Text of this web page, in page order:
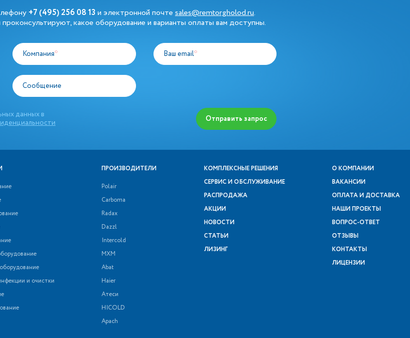
+7 (495) 256 08 13 и электронной почте sales@remtorgholod.ru.
какое оборудование и варианты оплаты вам доступны.
Компания* Ваш email*
Сообщение
данных в
Отправить запрос
и очистки
ПРОИЗВОДИТЕЛИ
Polair
Carboma
Radax
Dazzl
Intercold
МХМ
Abat
Haier
Атеси
HICOLD
Apach
КОМПЛЕКСНЫЕ РЕШЕНИЯ
СЕРВИС И ОБСЛУЖИВАНИЕ
РАСПРОДАЖА
АКЦИИ
НОВОСТИ
СТАТЬИ
ЛИЗИНГ
О КОМПАНИИ
ВАКАНСИИ
ОПЛАТА И ДОСТАВКА
НАШИ ПРОЕКТЫ
ВОПРОС-ОТВЕТ
ОТЗЫВЫ
КОНТАКТЫ
ЛИЦЕНЗИИ